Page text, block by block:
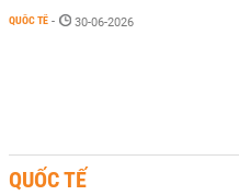
QUỐC TẾ - 30-06-2026
QUỐC TẾ